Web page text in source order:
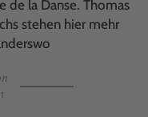
de la Danse. Thomas
stehen hier mehr